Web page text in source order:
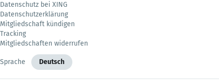
Datenschutz bei XING
Datenschutzerklärung
Mitgliedschaft kündigen
Tracking
Mitgliedschaften widerrufen
Sprache Deutsch